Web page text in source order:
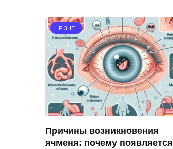
РІЗНЕ
Причины возникновения
ячменя: почему появляется